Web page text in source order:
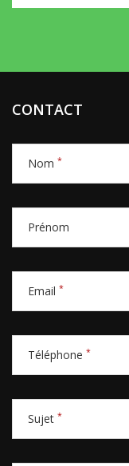
CONTACT
Nom *
Prénom
Email *
Téléphone *
Sujet *